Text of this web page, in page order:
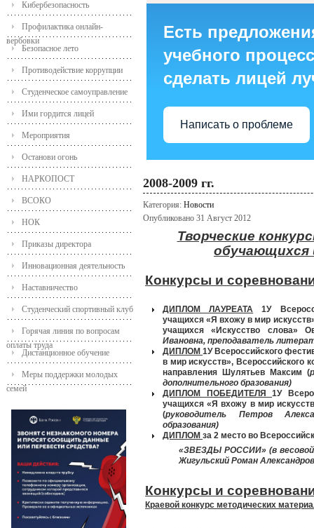
Кибербезопасность
Профилактика онлайн-
вербовки
Безопасное лето
Противодействие коррупции
Студенческое самоуправление
Ими гордится лицей
Мероприятия
Останови огонь
НАРКОПОСТ
ВСОКО
НОК
Приказы директора
Инновационная деятельность
Наставничество
Студенческий спортивный клуб
Горячая линия по вопросам
оплаты труда
Дистанционное обучение
Меры поддержки молодых
семей
Есть
учебного
сделать лицей
Написать о проблеме
2008-2009 гг.
Категория: Новости
Опубликовано 31 Август 2012
Творческие
обучающихся
Конкурсы и
ДИПЛОМ ЛАУРЕАТА 1У
учащихся «Я вхожу в мир
учащихся «Искусство слова»
Ивановна, преподаватель
ДИПЛОМ 1У Всероссийского
в мир искусств», Всероссийского
направления Шулятьев Максим (
дополнительного бразования)
ДИПЛОМ ПОБЕДИТЕЛЯ 1У
учащихся «Я вхожу в мир
(руководитель Петров
образования)
ДИПЛОМ за 2 место во
«ЗВЕЗДЫ РОССИИ» (в
Жигульский Роман
Конкурсы и
Краевой конкурс методических